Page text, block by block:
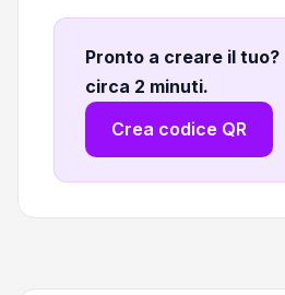
Pronto a creare il tuo?
circa 2 minuti.
Crea codice QR